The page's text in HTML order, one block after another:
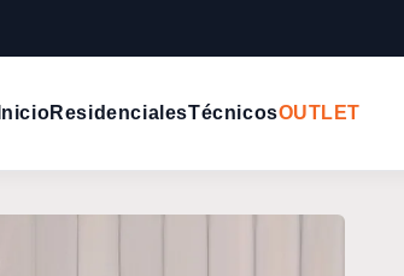
InicioResidencialesTécnicosOUTLET